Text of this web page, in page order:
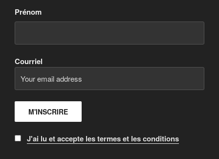
Prénom
Courriel
J'ai lu et accepte les termes et les conditions